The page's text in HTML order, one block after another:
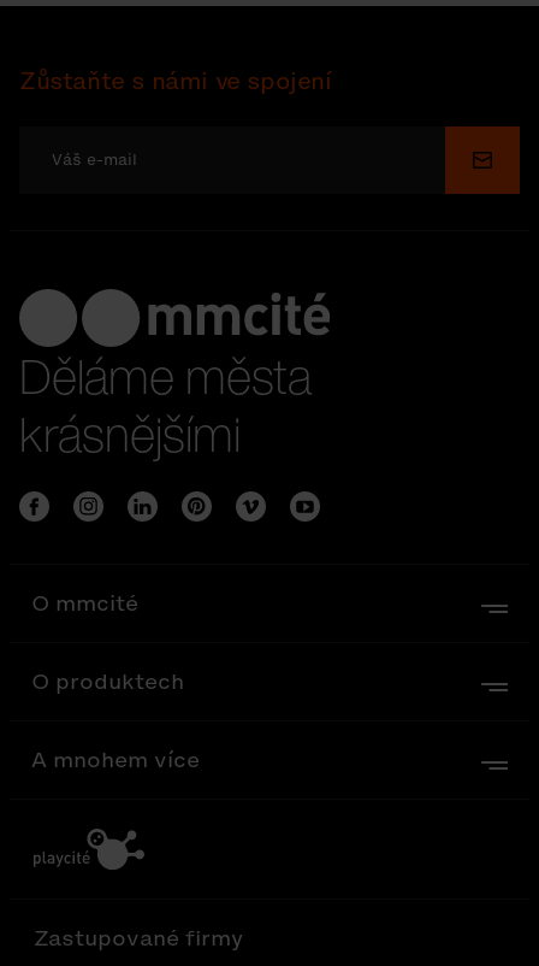
Zůstaňte s námi ve spojení
Děláme města
krásnějšími
O mmcité
O produktech
A mnohem více
Zastupované firmy